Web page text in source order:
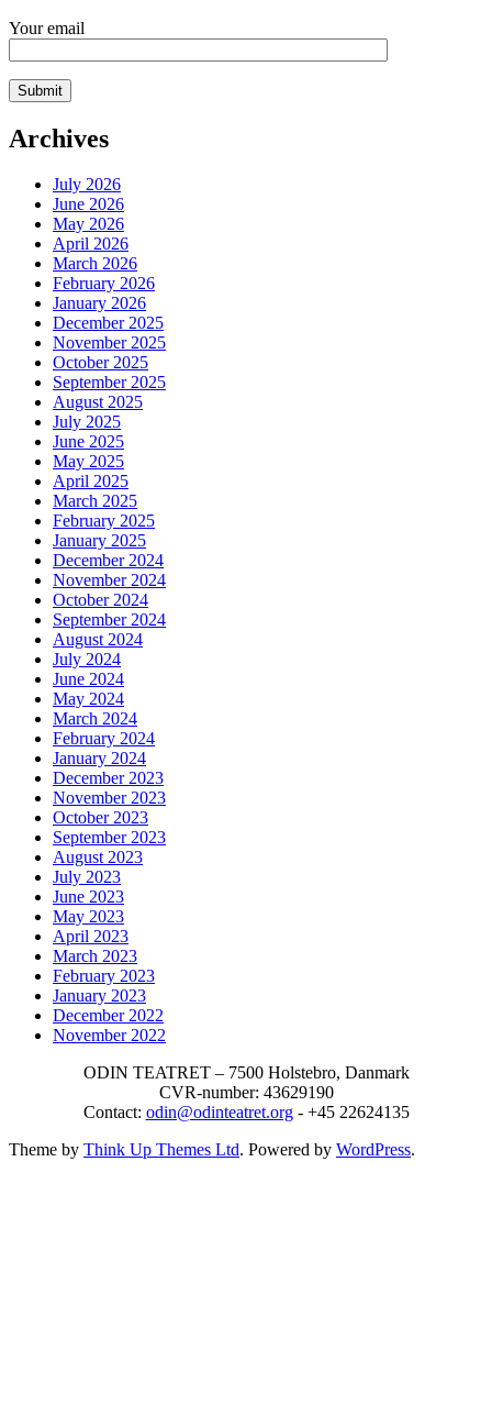
Your email
Archives
July 2026
June 2026
May 2026
April 2026
March 2026
February 2026
January 2026
December 2025
November 2025
October 2025
September 2025
August 2025
July 2025
June 2025
May 2025
April 2025
March 2025
February 2025
January 2025
December 2024
November 2024
October 2024
September 2024
August 2024
July 2024
June 2024
May 2024
March 2024
February 2024
January 2024
December 2023
November 2023
October 2023
September 2023
August 2023
July 2023
June 2023
May 2023
April 2023
March 2023
February 2023
January 2023
December 2022
November 2022
ODIN TEATRET – 7500 Holstebro, Danmark
CVR-number: 43629190
Contact: odin@odinteatret.org- +45 22624135
Theme by Think Up Themes Ltd. Powered by WordPress.